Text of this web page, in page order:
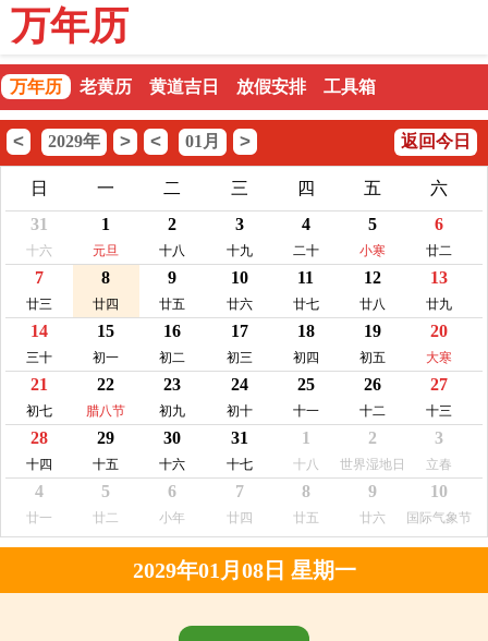
万年历
万年历 老黄历 黄道吉日 放假安排 工具箱
< 2029年 > < 01月 > 返回今日
日 一 二 三 四 五
六
31
十六
1
元旦
2
十八
3
十九
4
二十
5
小寒
6
廿二
7
廿三
8
廿四
9
廿五
10
廿六
11
廿七
12
廿八
13
廿九
14
三十
15
初一
16
初二
17
初三
18
初四
19
初五
20
大寒
21
初七
22
腊八节
23
初九
24
初十
25
十一
26
十二
27
十三
28
十四
29
十五
30
十六
31
十七
1
十八
2
世界湿地日
3
立春
4
廿一
5
廿二
6
小年
7
廿四
8
廿五
9
廿六
10
国际气象节
2029年01月08日 星期一